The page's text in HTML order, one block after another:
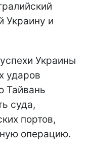
Украину и
Украины
ударов
Тайвань
суда,
портов,
операцию.